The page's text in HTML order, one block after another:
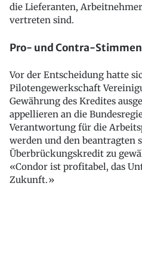
die Lieferanten,
vertreten sind.
Pro- und Contra-Stimmen
Vor der Entscheidung hatte
Pilotengewerkschaft
Gewährung des Kredites
appellieren an die
Verantwortung für die
werden und den beantragten
Überbrückungskredit zu
«Condor ist profitabel, das
Zukunft.»